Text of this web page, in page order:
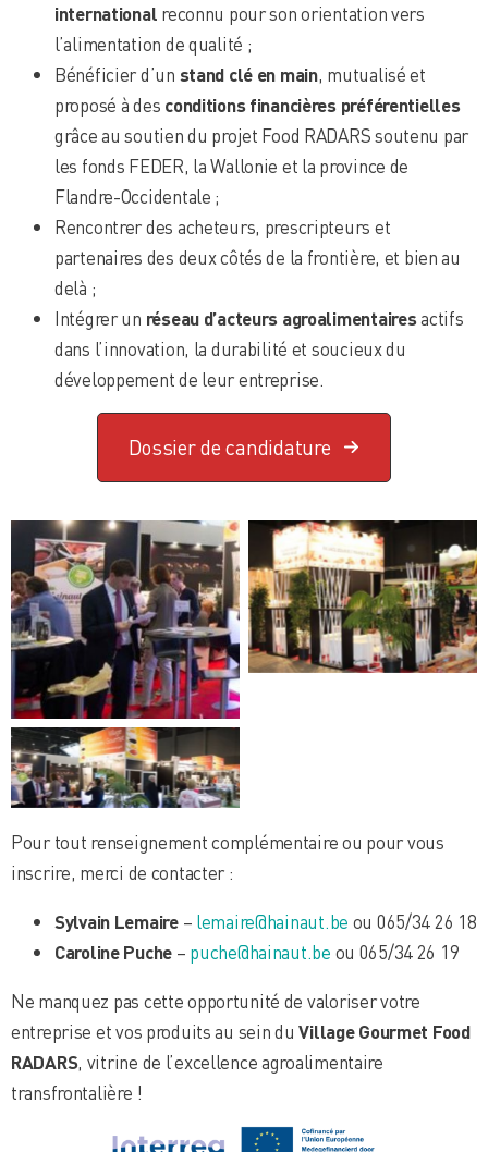
international reconnu pour son orientation vers
l’alimentation de qualité ;
Bénéficier d’un stand clé en main, mutualisé et
proposé à des conditions financières préférentielles
grâce au soutien du projet Food RADARS soutenu par
les fonds FEDER, la Wallonie et la province de
Flandre-Occidentale ;
Rencontrer des acheteurs, prescripteurs et
partenaires des deux côtés de la frontière, et bien au
delà ;
Intégrer un réseau d’acteurs agroalimentairesactifs
dans l’innovation, la durabilité et soucieux du
développement de leur entreprise.
Dossier de candidature
Pour tout renseignement complémentaire ou pour vous
inscrire, merci de contacter :
Sylvain Lemaire– lemaire@hainaut.be ou 065/34 26 18
Caroline Puche – puche@hainaut.be ou 065/34 26 19
Ne manquez pas cette opportunité de valoriser votre
entreprise et vos produits au sein duVillage Gourmet Food
RADARS, vitrine de l’excellence agroalimentaire
transfrontalière !